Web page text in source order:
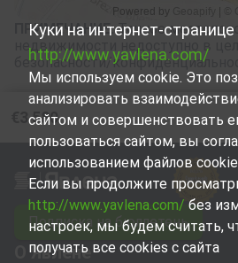
ПРИМЕЧАНИЕ: Точное
недвижимости недоступно в
безопасности/
€3 580
Куки на интернет-странице
http://www.yavlena.com/
Мы используем cookie. Это
анализировать
сайтом и совершенствовать
пользоваться сайтом, вы
использованием файлов
Если вы продолжите
http://www.yavlena.com/ без
настроек, мы будем считать,
получать все cookies с сайта
Подписка на бюллетень
О Явлене